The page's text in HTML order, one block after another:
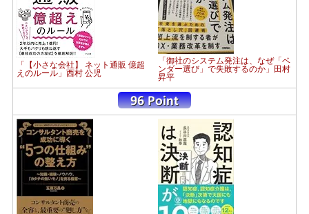
「【小さな会社】 ネット通販 億超
えのルール」西村 公児
「御社のシステム発注は、なぜ「ベ
ンダー選び」で失敗するのか」田村
昇平